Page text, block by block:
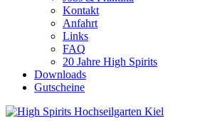
Kontakt
Anfahrt
Links
FAQ
20 Jahre High Spirits
Downloads
Gutscheine